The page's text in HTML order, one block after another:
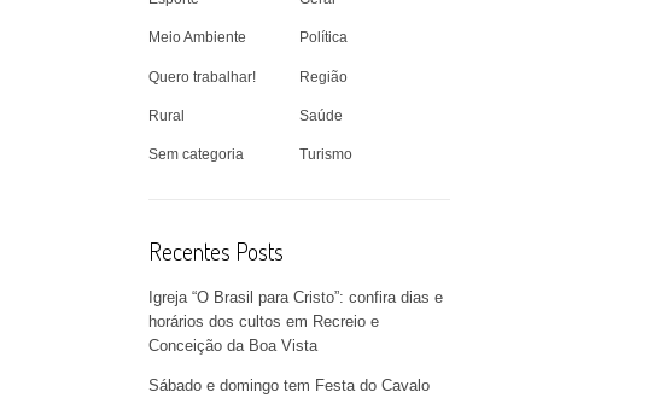
Meio Ambiente Política
Quero trabalhar! Região
Rural Saúde
Sem categoria Turismo
Recentes Posts
Igreja “O Brasil para Cristo”: confira dias e
horários dos cultos em Recreio e
Conceição da Boa Vista
Sábado e domingo tem Festa do Cavalo